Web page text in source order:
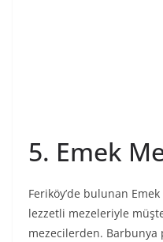
5. Emek
Feriköy’de bulunan
lezzetli mezeleriyle
mezecilerden. Barbunya